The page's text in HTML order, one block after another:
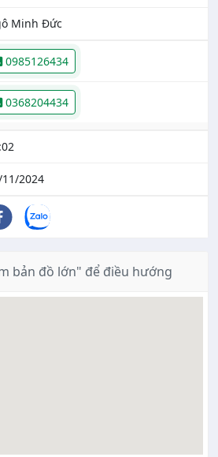
Minh Đức
0985126434
0368204434
2024
bản đồ lớn" để điều hướng